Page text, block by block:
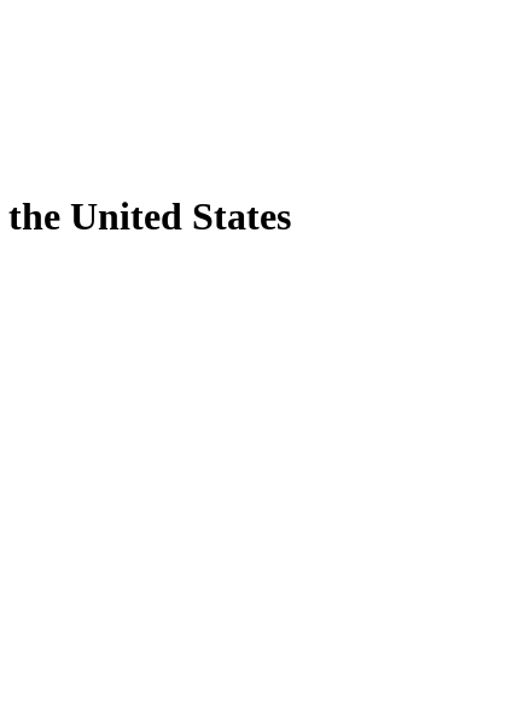
the United States